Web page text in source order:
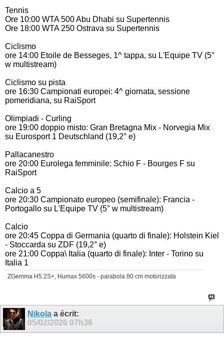
Tennis
Ore 10:00 WTA 500 Abu Dhabi su Supertennis
Ore 18:00 WTA 250 Ostrava su Supertennis
Ciclismo
ore 14:00 Etoile de Besseges, 1^ tappa, su L'Equipe TV (5°
w multistream)
Ciclismo su pista
ore 16:30 Campionati europei: 4^ giornata, sessione
pomeridiana, su RaiSport
Olimpiadi - Curling
ore 19:00 doppio misto: Gran Bretagna Mix - Norvegia Mix
su Eurosport 1 Deutschland (19,2° e)
Pallacanestro
ore 20:00 Eurolega femminile: Schio F - Bourges F su
RaiSport
Calcio a 5
ore 20:30 Campionato europeo (semifinale): Francia -
Portogallo su L'Equipe TV (5° w multistream)
Calcio
ore 20:45 Coppa di Germania (quarto di finale): Holstein Kiel
- Stoccarda su ZDF (19,2° e)
ore 21:00 Coppa\ Italia (quarto di finale): Inter - Torino su
Italia 1
ZGemma H5.2S+, Humax 5600s - parabola 80 cm motorizzata
Nikola a écrit:
05/02/2026 07h36